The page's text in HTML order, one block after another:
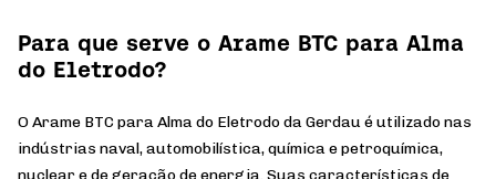
Para que serve o Arame BTC para Alma
do Eletrodo?
O Arame BTC para Alma do Eletrodo da Gerdau é utilizado nas
indústrias naval, automobilística, química e petroquímica,
nuclear e de geração de energia. Suas características de